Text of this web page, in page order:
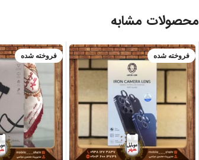
محصولات مشابه
فروخته شده
سبز
طلایی
مشکی
نقره ای
فروخته شده